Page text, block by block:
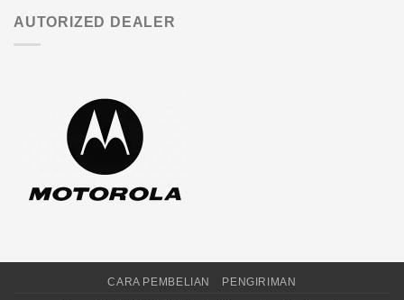
AUTORIZED DEALER
CARA PEMBELIAN PENGIRIMAN